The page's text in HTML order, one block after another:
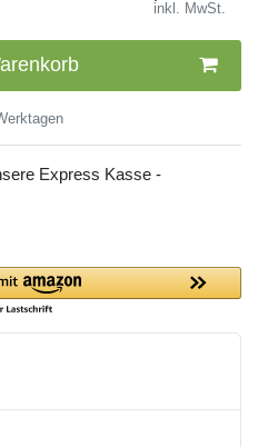
inkl. MwSt.
Express Kasse -